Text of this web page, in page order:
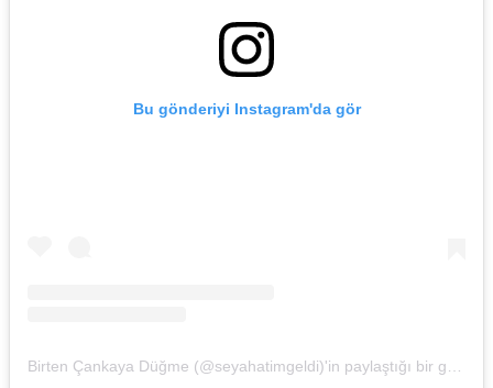
Bu gönderiyi Instagram'da gör
Birten Çankaya Düğme (@seyahatimgeldi)'in paylaştığı bir gönderi